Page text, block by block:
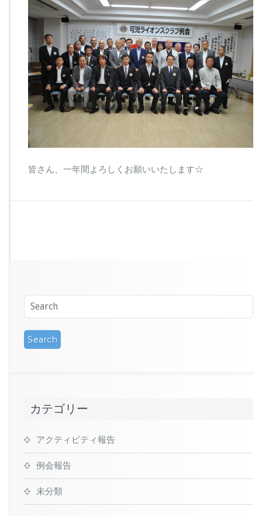
皆さん、一年間よろしくお願いいたします☆
カテゴリー
アクティビティ報告
例会報告
未分類